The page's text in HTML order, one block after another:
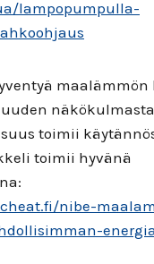
lampopumpulla-
maalämmön
toimii
toimii hyvänä
nibe-